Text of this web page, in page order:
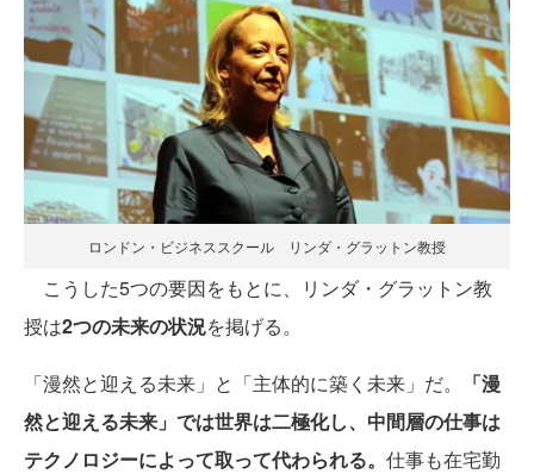
ロンドン・ビジネススクール リンダ・グラットン教授
こうした5つの要因をもとに、リンダ・グラットン教
授は2つの未来の状況を掲げる。
「漫然と迎える未来」と「主体的に築く未来」だ。
「漫
然と迎える未来」では世界は二極化し、中間層の仕事は
テクノロジーによって取って代わられる。 仕事も在宅勤